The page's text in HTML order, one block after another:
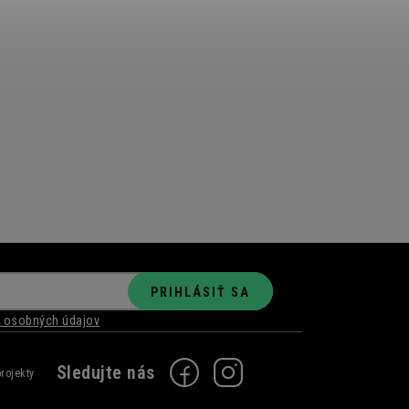
údajov
PRIHLÁSIŤ SA